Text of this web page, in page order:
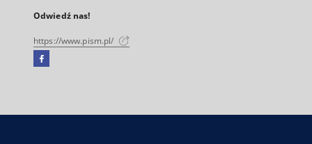
Odwiedź nas!
https://www.pism.pl/
Facebook
się